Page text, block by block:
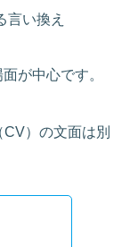
言い換え
が中心です。
）の文面は別